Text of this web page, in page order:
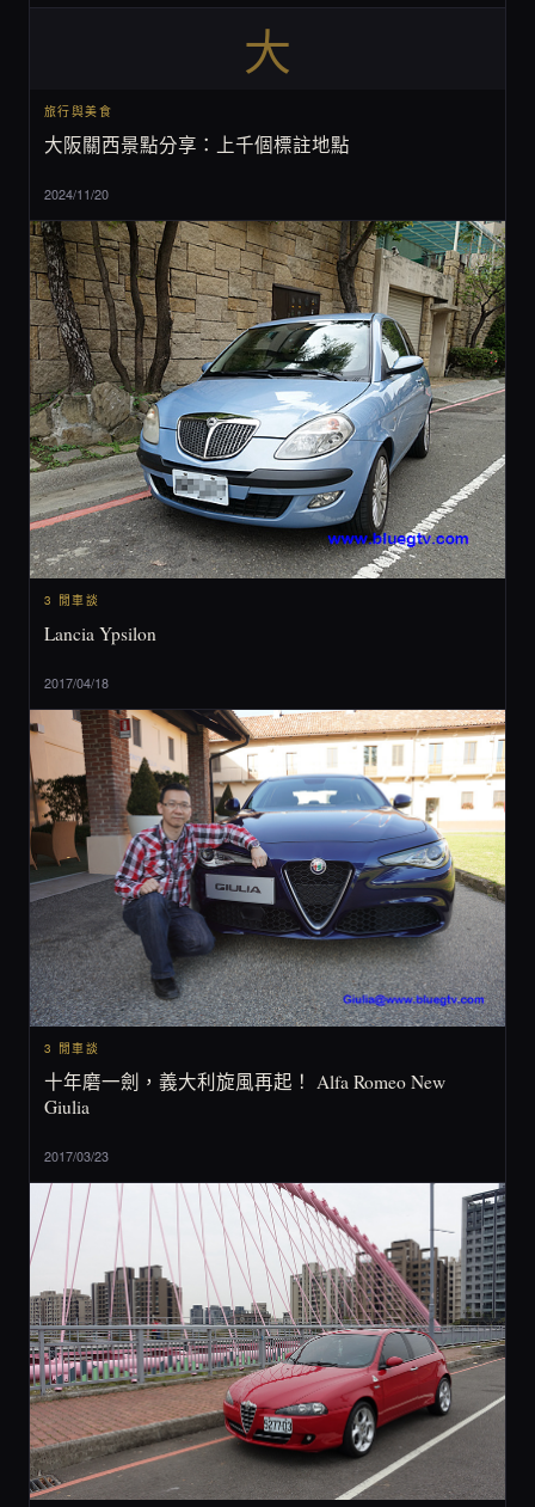
大
旅行與美食
大阪關西景點分享：上千個標註地點
2024/11/20
3 閒車談
Lancia Ypsilon
2017/04/18
3 閒車談
十年磨一劍，義大利旋風再起！ Alfa Romeo New
Giulia
2017/03/23